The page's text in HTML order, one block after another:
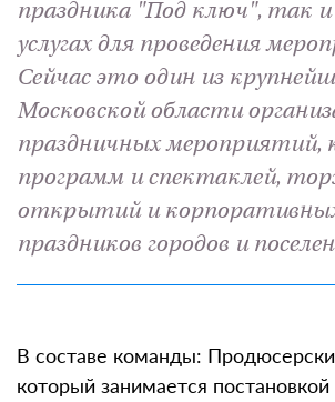
праздника "Под ключ", так и
услугах для проведения
Сейчас это один из
Московской области
праздничных мероприятий,
программ и спектаклей,
открытий и
праздников городов и
В составе команды:
который занимается